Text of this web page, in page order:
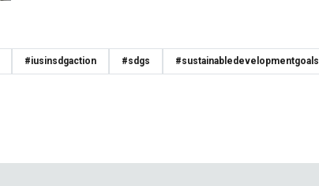
#iusinsdgaction #sdgs #sustainabledevelopmentgoals